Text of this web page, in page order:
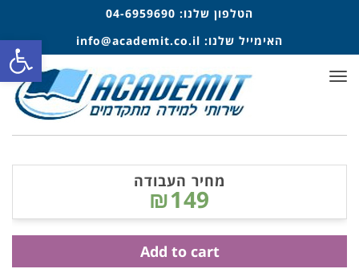
הטלפון שלנו: 04-6959690
האימייל שלנו: info@academit.co.il
תפריט
מחיר העבודה
₪149
Add to cart
פתח